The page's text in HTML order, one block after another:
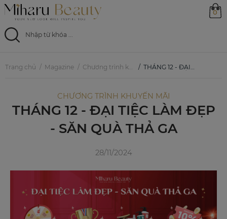
0
Trang chủ
Sản phẩm
Ưu đãi
0799 33 86 88
Trang chủ Magazine Chương trình khuyến mãi THÁNG 12 - ĐẠI TIỆC LÀM ĐẸP - SĂN QUÀ THẢ GA
CHƯƠNG TRÌNH KHUYẾN MÃI
THÁNG 12 - ĐẠI TIỆC LÀM ĐẸP
- SĂN QUÀ THẢ GA
28/11/2024